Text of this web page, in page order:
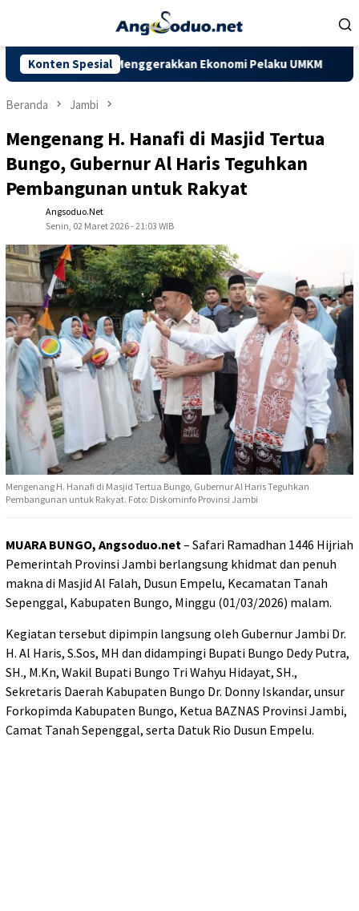
Konten Spesial
Menggerakkan Ekonomi Pelaku UMKM Dorong
Beranda Jambi
Mengenang H. Hanafi di Masjid Tertua
Bungo, Gubernur Al Haris Teguhkan
Pembangunan untuk Rakyat
Angsoduo.net
Senin, 02 Maret 2026 - 21:03 WIB
Mengenang H. Hanafi di Masjid Tertua Bungo, Gubernur Al Haris Teguhkan
Pembangunan untuk Rakyat. Foto: Diskominfo Provinsi Jambi
MUARA BUNGO, Angsoduo.net – Safari Ramadhan 1446 Hijriah
Pemerintah Provinsi Jambi berlangsung khidmat dan penuh
makna di Masjid Al Falah, Dusun Empelu, Kecamatan Tanah
Sepenggal, Kabupaten Bungo, Minggu (01/03/2026) malam.
Kegiatan tersebut dipimpin langsung oleh Gubernur Jambi Dr.
H. Al Haris, S.Sos, MH dan didampingi Bupati Bungo Dedy Putra,
SH., M.Kn, Wakil Bupati Bungo Tri Wahyu Hidayat, SH.,
Sekretaris Daerah Kabupaten Bungo Dr. Donny Iskandar, unsur
Forkopimda Kabupaten Bungo, Ketua BAZNAS Provinsi Jambi,
Camat Tanah Sepenggal, serta Datuk Rio Dusun Empelu.